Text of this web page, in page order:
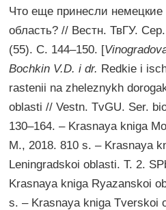
Что еще принесли немецкие
область? // Вестн. ТвГУ.
(55). С. 144–150. [
Bochkin V.D. i dr. Redkie i
rastenii na zheleznykh
oblasti // Vestn. TvGU. Ser.
130–164. – Krasnaya kniga
M., 2018. 810 s. – Krasnaya
Leningradskoi oblasti. T. 2.
Krasnaya kniga Ryazanskoi
s. – Krasnaya kniga Tverskoi